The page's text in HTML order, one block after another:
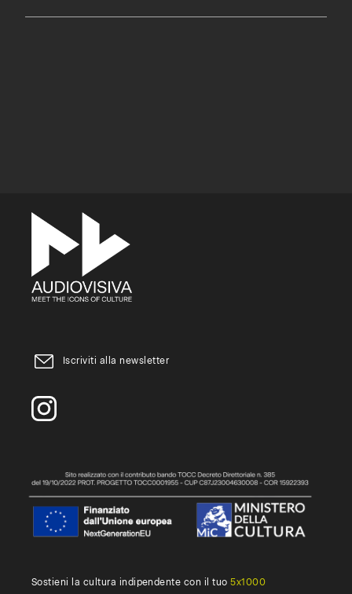
Iscriviti alla newsletter
Sostieni la cultura indipendente con il tuo5x1000